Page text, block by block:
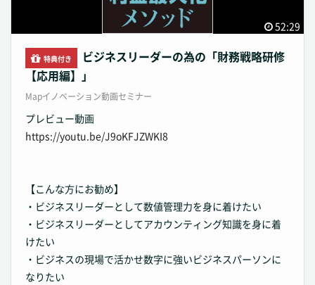
52:29
特典付き
ビジネスリーダーの為の「財務戦略研修
【応用編】」
Mapイノベーション動画セミナー
プレビュー動画
https://youtu.be/J9oKFJZWKI8
【こんな方にお勧め】
・ビジネスリーダーとして数値管理力を身に着けたい
・ビジネスリーダーとしてアカウンティング知識を身に着
けたい
・ビジネスの現場で活かせ数字に強いビジネスパーソンに
なりたい